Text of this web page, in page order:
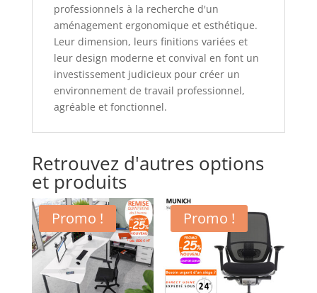
professionnels à la recherche d'un
aménagement ergonomique et esthétique.
Leur dimension, leurs finitions variées et
leur design moderne et convival en font un
investissement judicieux pour créer un
environnement de travail professionnel,
agréable et fonctionnel.
Retrouvez d'autres options
et produits
Promo ! Promo !